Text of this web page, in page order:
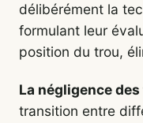
délibérément la
formulant leur
position du trou,
La négligence
transition entre